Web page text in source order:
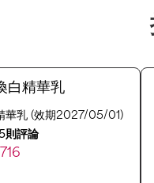
白精華乳
華乳 (效期2027/05/01)
則評論